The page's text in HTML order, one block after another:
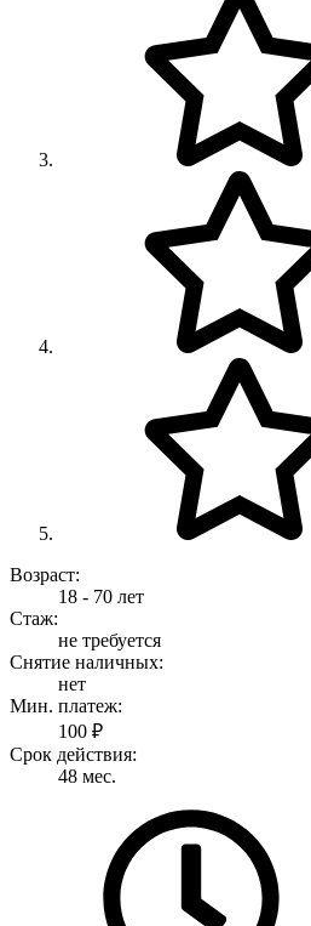
Возраст:
18 - 70 лет
Стаж:
не требуется
Снятие наличных:
нет
Мин. платеж:
100 ₽
Срок действия:
48 мес.